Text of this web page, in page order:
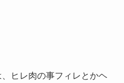
ヒレ肉の事フィレとかヘ